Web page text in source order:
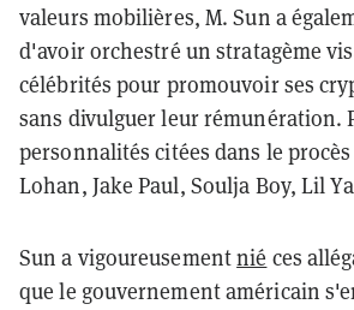
valeurs mobilières, M. Sun a
d'avoir orchestré un stratagème
célébrités pour promouvoir ses
sans divulguer leur rémunération.
personnalités citées dans le
Lohan, Jake Paul, Soulja Boy, Lil
Sun a vigoureusementnié ces
que le gouvernement américain